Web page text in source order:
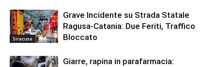
Siracusa
Grave Incidente su Strada Statale
Ragusa-Catania: Due Feriti, Traffico
Bloccato
Giarre, rapina in parafarmacia: